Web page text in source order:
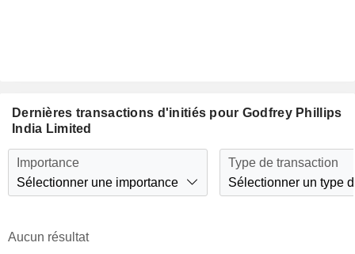
Dernières transactions d'initiés pour Godfrey Phillips
India Limited
Importance
Sélectionner une importance
Type de transaction
Sélectionner un type
Aucun résultat